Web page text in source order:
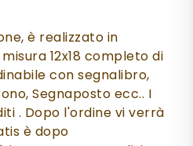
è realizzato in
12x18 completo di
con segnalibro,
Segnaposto ecc.. I
. Dopo l'ordine vi verrà
è dopo